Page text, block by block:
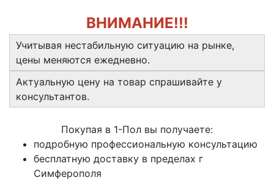
ВНИМАНИЕ!!!
Учитывая нестабильную ситуацию на рынке,
цены меняются ежедневно.
Актуальную цену на товар спрашивайте у
консультантов.
Покупая в 1-Пол вы получаете:
подробную профессиональную консультацию
бесплатную доставку в пределах г
Симферополя